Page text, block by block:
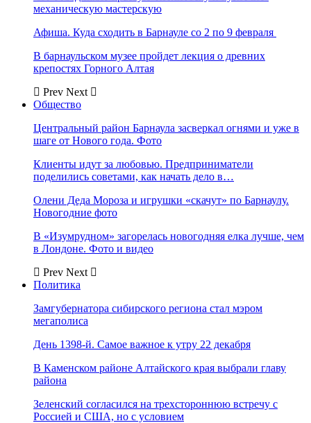
механическую мастерскую
Афиша. Куда сходить в Барнауле со 2 по 9 февраля
В барнаульском музее пройдет лекция о древних
крепостях Горного Алтая
Prev Next
Общество
Центральный район Барнаула засверкал огнями и уже в
шаге от Нового года. Фото
Клиенты идут за любовью. Предприниматели
поделились советами, как начать дело в…
Олени Деда Мороза и игрушки «скачут» по Барнаулу.
Новогодние фото
В «Изумрудном» загорелась новогодняя елка лучше, чем
в Лондоне. Фото и видео
Prev Next
Политика
Замгубернатора сибирского региона стал мэром
мегаполиса
День 1398-й. Самое важное к утру 22 декабря
В Каменском районе Алтайского края выбрали главу
района
Зеленский согласился на трехстороннюю встречу с
Россией и США, но с условием